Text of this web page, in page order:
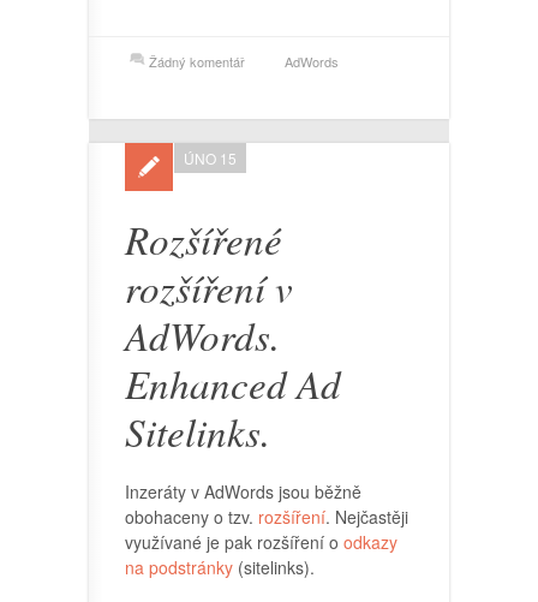
Žádný komentář AdWords
Rozšířené
rozšíření v
AdWords.
Enhanced Ad
Sitelinks.
ÚNO 15
Inzeráty v AdWords jsou běžně
obohaceny o tzv. rozšíření. Nejčastěji
využívané je pak rozšíření o odkazy
na podstránky (sitelinks).